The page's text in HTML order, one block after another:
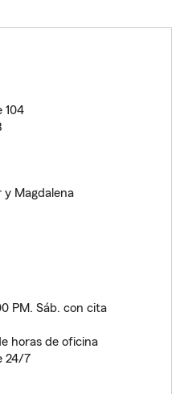
104
y Magdalena
PM. Sáb. con cita
horas de oficina
24/7